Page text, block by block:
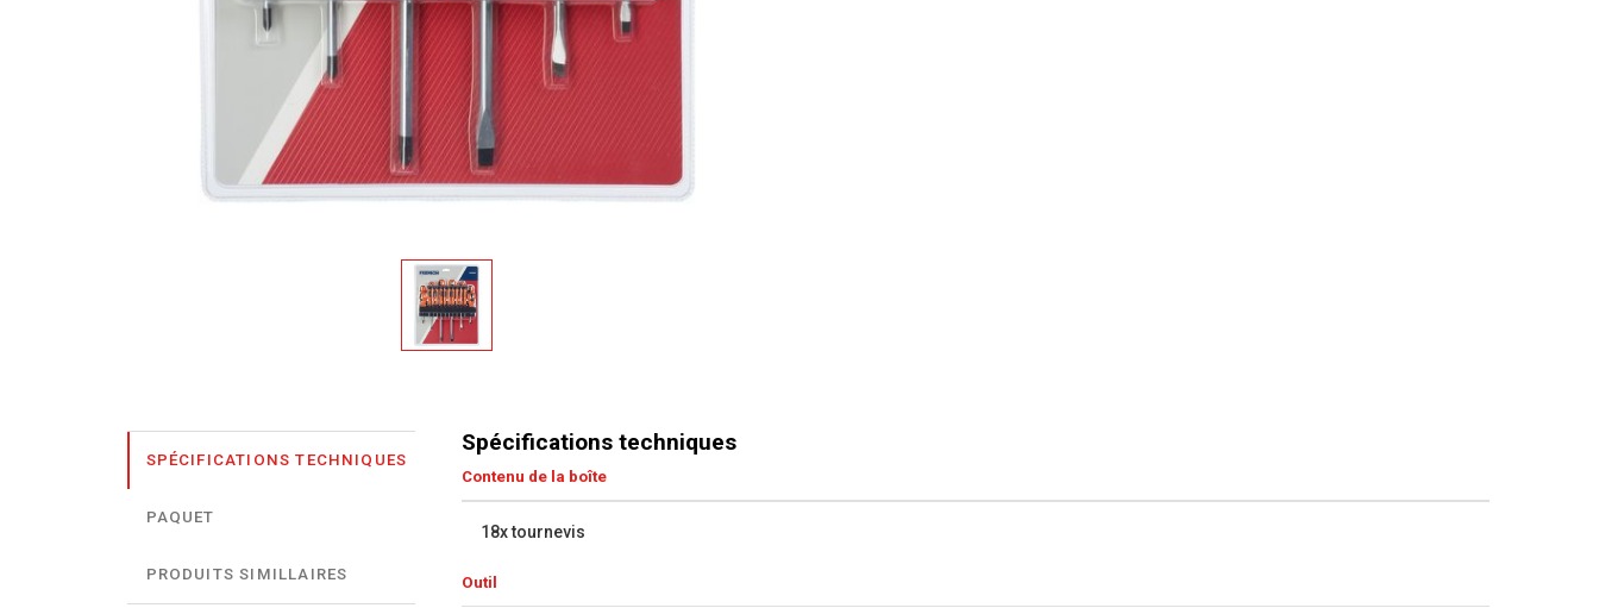
SPÉCIFICATIONS TECHNIQUES
PAQUET
PRODUITS SIMILLAIRES
Spécifications techniques
Contenu de la boîte
18x tournevis
Outil